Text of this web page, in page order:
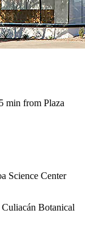
min from Plaza
Science Center
Culiacán Botanical